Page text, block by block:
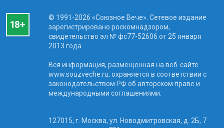
© 1991-2026 «Союзное Вече». Сетевое издание
зарегистрировано роскомнадзором,
свидетельство эл № фc77-52606 от 25 января
2013 года.
Вся информация, размещенная на веб-сайте
www.souzveche.ru, охраняется в соответствии с
законодательством РФ об авторском праве и
международными соглашениями.
127015, г. Москва, ул. Новодмитровская, д. 2Б, 7